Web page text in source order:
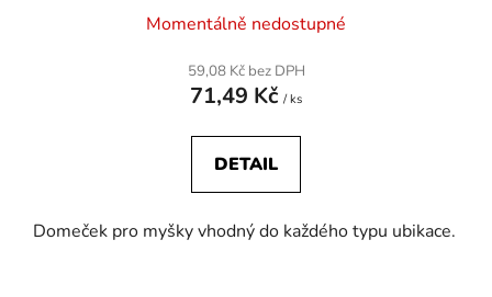
Momentálně nedostupné
59,08 Kč bez DPH
71,49 Kč / ks
DETAIL
Domeček pro myšky vhodný do každého typu ubikace.